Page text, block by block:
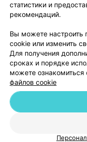
Медицинский
статистики и
рекомендаций.
Вы можете настроить
cookie или изменить
Для получения
сроках и порядке
можете ознакомиться
файлов cookie